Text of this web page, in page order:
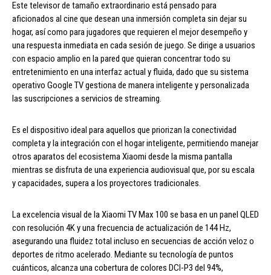
Este televisor de tamaño extraordinario está pensado para
aficionados al cine que desean una inmersión completa sin dejar su
hogar, así como para jugadores que requieren el mejor desempeño y
una respuesta inmediata en cada sesión de juego. Se dirige a usuarios
con espacio amplio en la pared que quieran concentrar todo su
entretenimiento en una interfaz actual y fluida, dado que su sistema
operativo Google TV gestiona de manera inteligente y personalizada
las suscripciones a servicios de streaming.
Es el dispositivo ideal para aquellos que priorizan la conectividad
completa y la integración con el hogar inteligente, permitiendo manejar
otros aparatos del ecosistema Xiaomi desde la misma pantalla
mientras se disfruta de una experiencia audiovisual que, por su escala
y capacidades, supera a los proyectores tradicionales.
La excelencia visual de la Xiaomi TV Max 100 se basa en un panel QLED
con resolución 4K y una frecuencia de actualización de 144 Hz,
asegurando una fluidez total incluso en secuencias de acción veloz o
deportes de ritmo acelerado. Mediante su tecnología de puntos
cuánticos, alcanza una cobertura de colores DCI-P3 del 94%,